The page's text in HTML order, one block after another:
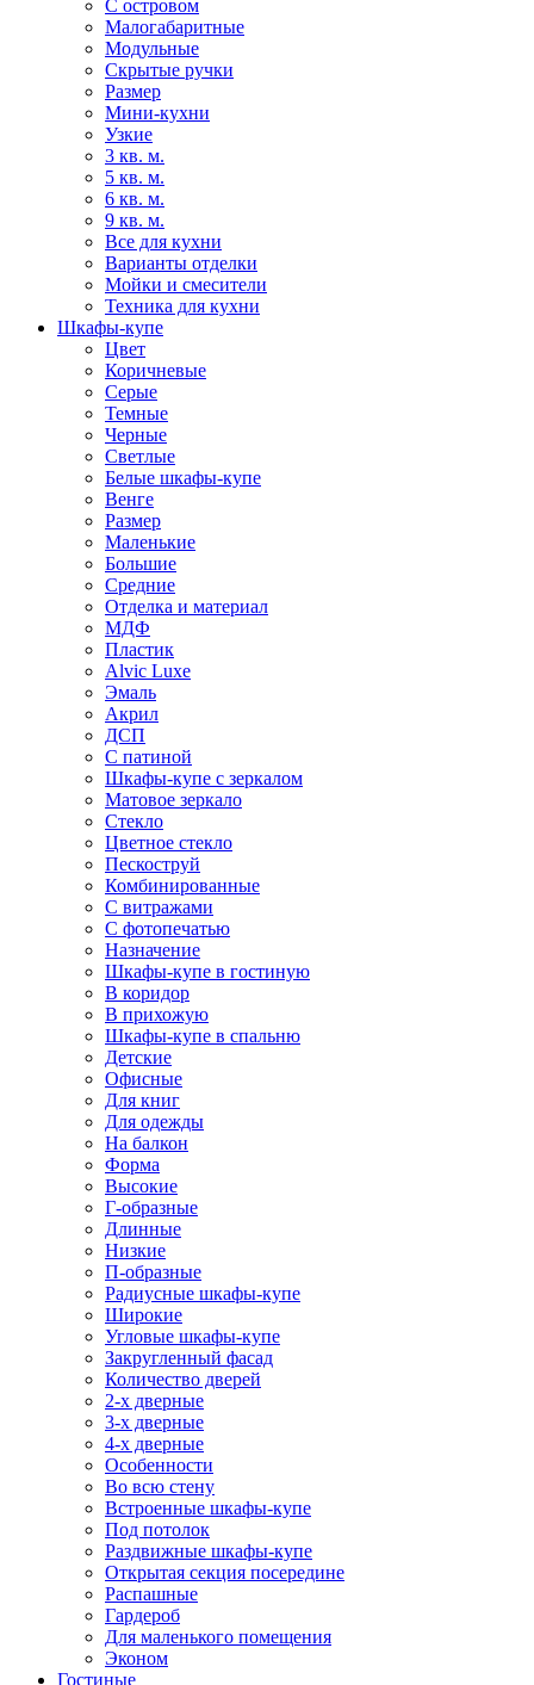
С островом
Малогабаритные
Модульные
Скрытые ручки
Размер
Мини-кухни
Узкие
3 кв. м.
5 кв. м.
6 кв. м.
9 кв. м.
Все для кухни
Варианты отделки
Мойки и смесители
Техника для кухни
Шкафы-купе
Цвет
Коричневые
Серые
Темные
Черные
Светлые
Белые шкафы-купе
Венге
Размер
Маленькие
Большие
Средние
Отделка и материал
МДФ
Пластик
Alvic Luxe
Эмаль
Акрил
ДСП
С патиной
Шкафы-купе с зеркалом
Матовое зеркало
Стекло
Цветное стекло
Пескоструй
Комбинированные
С витражами
С фотопечатью
Назначение
Шкафы-купе в гостиную
В коридор
В прихожую
Шкафы-купе в спальню
Детские
Офисные
Для книг
Для одежды
На балкон
Форма
Высокие
Г-образные
Длинные
Низкие
П-образные
Радиусные шкафы-купе
Широкие
Угловые шкафы-купе
Закругленный фасад
Количество дверей
2-х дверные
3-х дверные
4-х дверные
Особенности
Во всю стену
Встроенные шкафы-купе
Под потолок
Раздвижные шкафы-купе
Открытая секция посередине
Распашные
Гардероб
Для маленького помещения
Эконом
Гостиные